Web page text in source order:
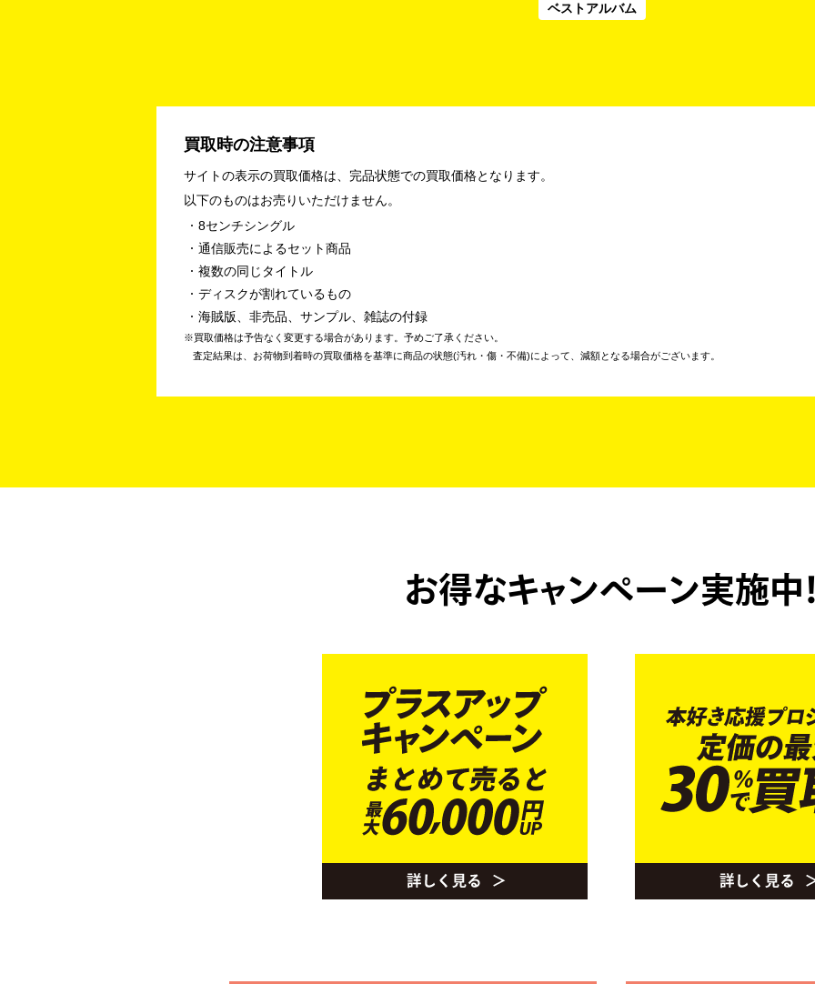
ベストアルバム
買取時の注意事項
サイトの表示の買取価格は、完品状態での買取価格となります。
以下のものはお売りいただけません。
8センチシングル
通信販売によるセット商品
複数の同じタイトル
ディスクが割れているもの
海賊版、非売品、サンプル、雑誌の付録
買取価格は予告なく変更する場合があります。予めご了承ください。
査定結果は、お荷物到着時の買取価格を基準に商品の状態(汚れ・傷・不備)によって、減額となる場合がございます。
お得なキャンペーン実施中